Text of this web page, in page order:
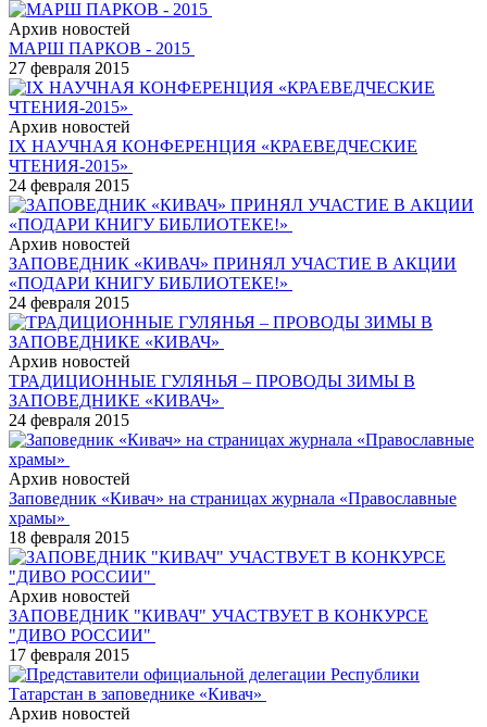
Архив новостей
МАРШ ПАРКОВ - 2015
27 февраля 2015
Архив новостей
IX НАУЧНАЯ КОНФЕРЕНЦИЯ «КРАЕВЕДЧЕСКИЕ
ЧТЕНИЯ-2015»
24 февраля 2015
Архив новостей
ЗАПОВЕДНИК «КИВАЧ» ПРИНЯЛ УЧАСТИЕ В АКЦИИ
«ПОДАРИ КНИГУ БИБЛИОТЕКЕ!»
24 февраля 2015
Архив новостей
ТРАДИЦИОННЫЕ ГУЛЯНЬЯ – ПРОВОДЫ ЗИМЫ В
ЗАПОВЕДНИКЕ «КИВАЧ»
24 февраля 2015
Архив новостей
Заповедник «Кивач» на страницах журнала «Православные
храмы»
18 февраля 2015
Архив новостей
ЗАПОВЕДНИК "КИВАЧ" УЧАСТВУЕТ В КОНКУРСЕ
"ДИВО РОССИИ"
17 февраля 2015
Архив новостей